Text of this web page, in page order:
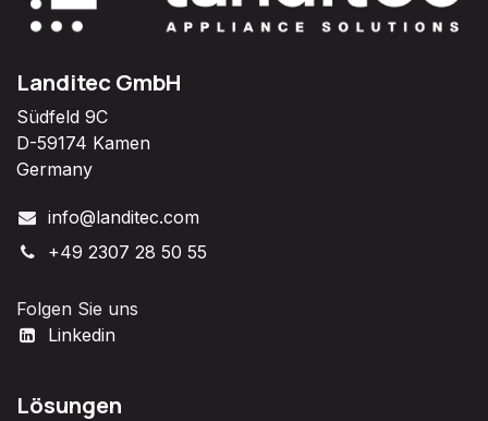
Landitec GmbH
Südfeld 9C
D-59174 Kamen
Germany
info@landitec.com
+49 2307 28 50 55
Folgen Sie uns
Linkedin
Lösungen